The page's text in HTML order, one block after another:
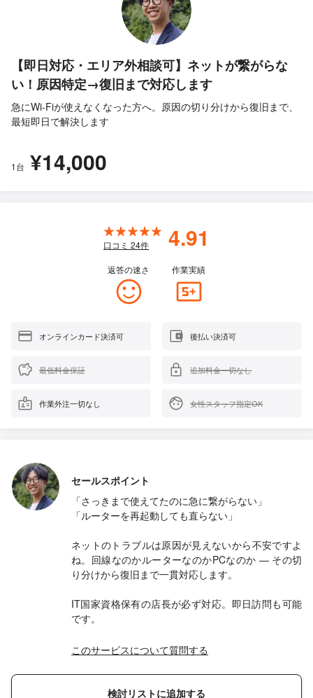
【即日対応・エリア外相談可】ネットが繋がらな
い！原因特定→復旧まで対応します
急にWi-Fiが使えなくなった方へ。原因の切り分けから復旧まで、
最短即日で解決します
1台 ¥14,000
口コミ 24件 4.91
返答の速さ 作業実績
オンラインカード決済可 後払い決済可
最低料金保証 追加料金一切なし
作業外注一切なし 女性スタッフ指定OK
セールスポイント
「さっきまで使えてたのに急に繋がらない」
「ルーターを再起動しても直らない」
ネットのトラブルは原因が見えないから不安ですよ
ね。回線なのかルーターなのかPCなのか — その切
り分けから復旧まで一貫対応します。
IT国家資格保有の店長が必ず対応。即日訪問も可能
です。
このサービスについて質問する
検討リストに追加する